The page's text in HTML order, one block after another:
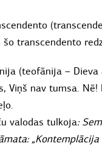
transcendento
(teofānija – Dieva
Viņš nav tumsa. Nē!
valodas tulkoja: